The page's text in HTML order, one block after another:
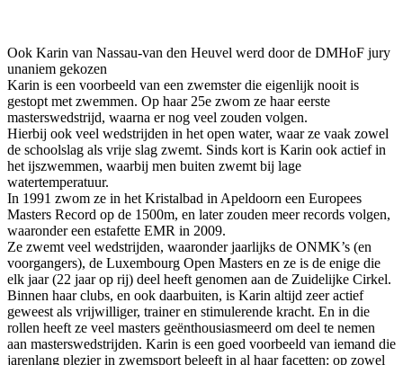
Ook Karin van Nassau-van den Heuvel werd door de DMHoF jury
unaniem gekozen
Karin is een voorbeeld van een zwemster die eigenlijk nooit is
gestopt met zwemmen. Op haar 25e zwom ze haar eerste
masterswedstrijd, waarna er nog veel zouden volgen.
Hierbij ook veel wedstrijden in het open water, waar ze vaak zowel
de schoolslag als vrije slag zwemt. Sinds kort is Karin ook actief in
het ijszwemmen, waarbij men buiten zwemt bij lage
watertemperatuur.
In 1991 zwom ze in het Kristalbad in Apeldoorn een Europees
Masters Record op de 1500m, en later zouden meer records volgen,
waaronder een estafette EMR in 2009.
Ze zwemt veel wedstrijden, waaronder jaarlijks de ONMK’s (en
voorgangers), de Luxembourg Open Masters en ze is de enige die
elk jaar (22 jaar op rij) deel heeft genomen aan de Zuidelijke Cirkel.
Binnen haar clubs, en ook daarbuiten, is Karin altijd zeer actief
geweest als vrijwilliger, trainer en stimulerende kracht. En in die
rollen heeft ze veel masters geënthousiasmeerd om deel te nemen
aan masterswedstrijden. Karin is een goed voorbeeld van iemand die
jarenlang plezier in zwemsport beleeft in al haar facetten: op zowel